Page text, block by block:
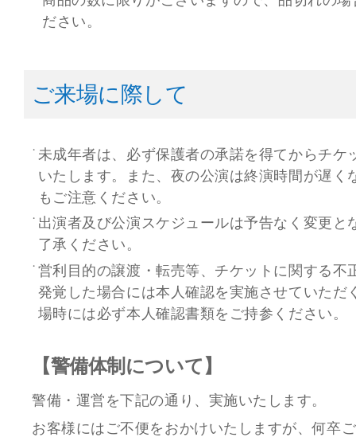
ださい。
ご来場に際して
未成年者は、必ず保護者の承諾を得てからチケ
いたします。また、夜の公演は終演時間が遅く
もご注意ください。
出演者及び公演スケジュールは予告なく変更と
了承ください。
営利目的の譲渡・転売等、チケットに関する不
発覚した場合には本人確認を実施させていただ
場時には必ず本人確認書類をご持参ください。
【警備体制について】
警備・運営を下記の通り、実施いたします。
お客様にはご不便をおかけいたしますが、何卒